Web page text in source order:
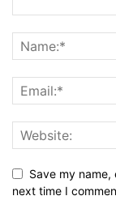
Save my
next time I